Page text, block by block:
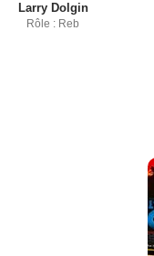
Larry Dolgin
Rôle : Reb